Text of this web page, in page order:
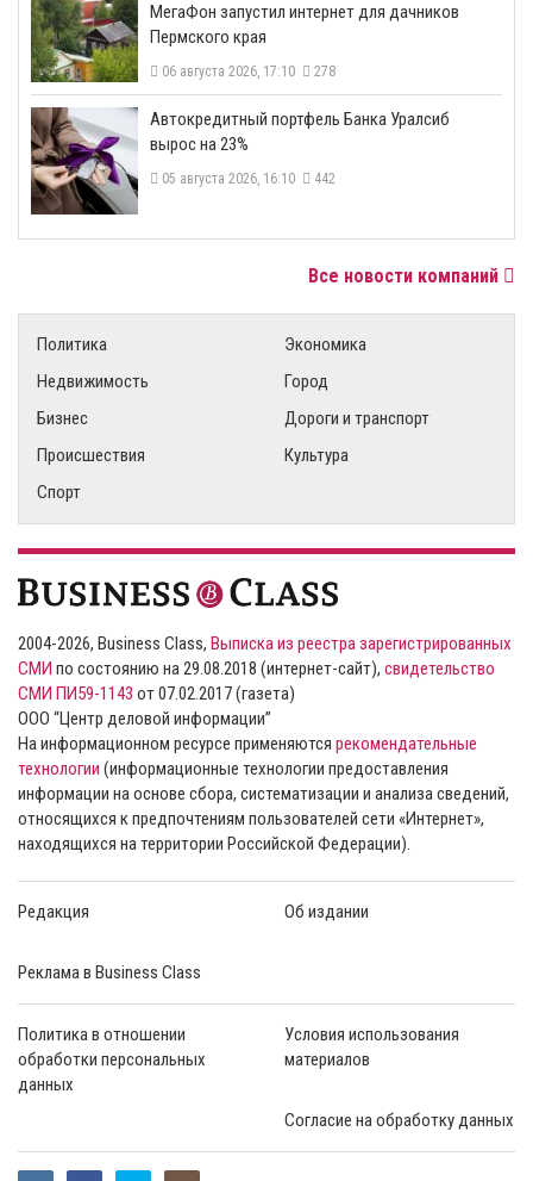
МегаФон запустил интернет для дачников
Пермского края
06 августа 2026, 17:10 278
​Автокредитный портфель Банка Уралсиб
вырос на 23%
05 августа 2026, 16:10 442
Все новости компаний
Политика
Экономика
Недвижимость
Город
Бизнес
Дороги и транспорт
Происшествия
Культура
Спорт
2004-2026, Business Class, Выписка из реестра зарегистрированных
СМИ по состоянию на 29.08.2018 (интернет-сайт), свидетельство
СМИ ПИ59-1143 от 07.02.2017 (газета)
ООО “Центр деловой информации”
На информационном ресурсе применяются рекомендательные
технологии (информационные технологии предоставления
информации на основе сбора, систематизации и анализа сведений,
относящихся к предпочтениям пользователей сети «Интернет»,
находящихся на территории Российской Федерации).
Редакция Об издании
Реклама в Business Class
Политика в отношении
обработки персональных
данных
Условия использования
материалов
Согласие на обработку данных